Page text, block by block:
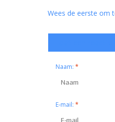
Wees de eerste om
Naam: *
E-mail: *